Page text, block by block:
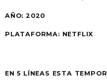
AÑO: 2020
PLATAFORMA: NETFLIX
EN 5 LÍNEAS ESTA